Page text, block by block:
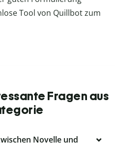
Tool von Quillbot zum
Fragen aus
Novelle und